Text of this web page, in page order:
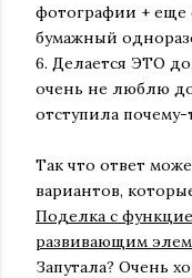
фотографии + еще
бумажный
6. Делается ЭТО
очень не люблю
отступила почему-
Так что ответ
вариантов,
Поделка с
развивающим
Запутала? Очень